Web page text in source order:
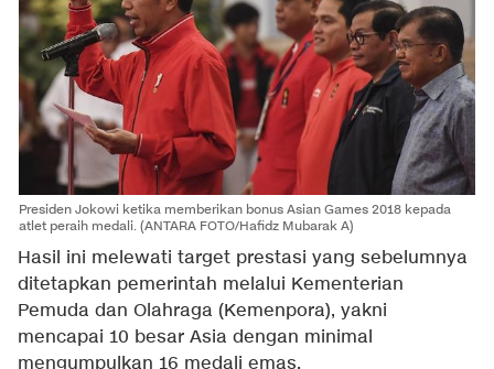
Presiden Jokowi ketika memberikan bonus Asian Games 2018 kepada
atlet peraih medali. (ANTARA FOTO/Hafidz Mubarak A)
Hasil ini melewati target prestasi yang sebelumnya
ditetapkan pemerintah melalui Kementerian
Pemuda dan Olahraga (Kemenpora), yakni
mencapai 10 besar Asia dengan minimal